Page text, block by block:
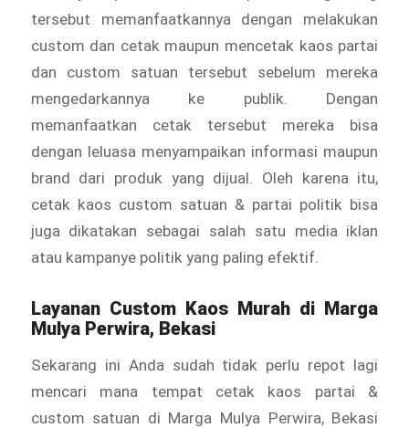
tersebut memanfaatkannya dengan melakukan
custom dan cetak maupun mencetak kaos partai
dan custom satuan tersebut sebelum mereka
mengedarkannya ke publik. Dengan
memanfaatkan cetak tersebut mereka bisa
dengan leluasa menyampaikan informasi maupun
brand dari produk yang dijual. Oleh karena itu,
cetak kaos custom satuan & partai politik bisa
juga dikatakan sebagai salah satu media iklan
atau kampanye politik yang paling efektif.
Layanan Custom Kaos Murah di Marga
Mulya Perwira, Bekasi
Sekarang ini Anda sudah tidak perlu repot lagi
mencari mana tempat cetak kaos partai &
custom satuan di Marga Mulya Perwira, Bekasi